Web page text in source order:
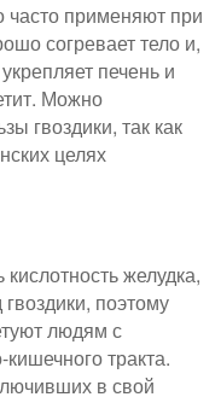
часто применяют при
согревает тело и,
печень и
Можно
гвоздики, так как
целях
желудка,
поэтому
людям с
тракта.
в свой